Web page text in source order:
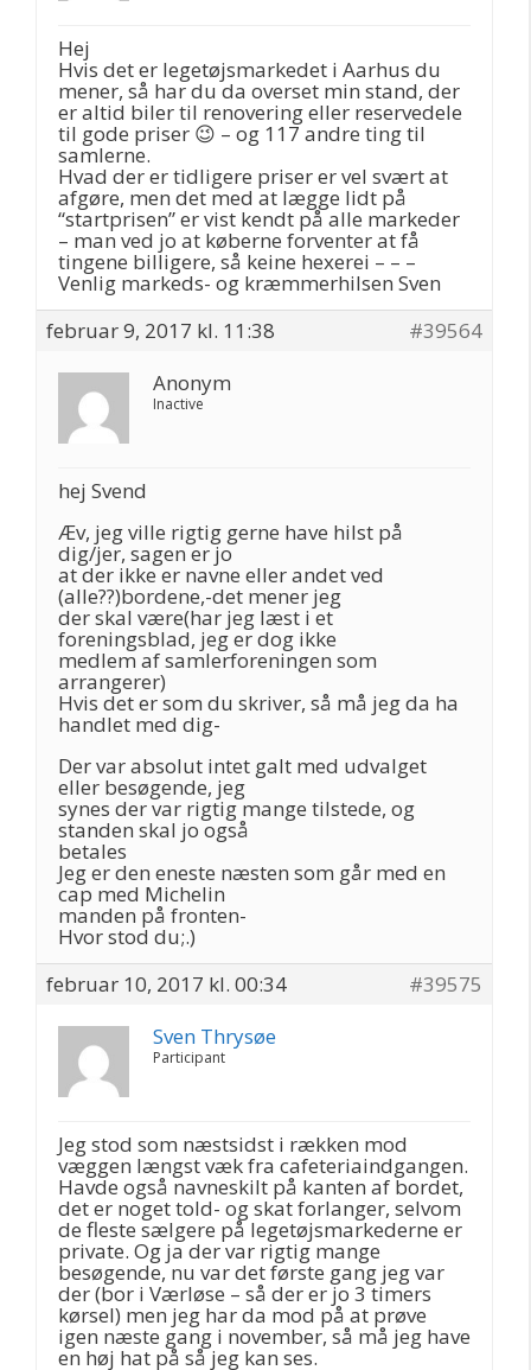
Hej
Hvis det er legetøjsmarkedet i Aarhus du
mener, så har du da overset min stand, der
er altid biler til renovering eller reservedele
til gode priser 😉 – og 117 andre ting til
samlerne.
Hvad der er tidligere priser er vel svært at
afgøre, men det med at lægge lidt på
“startprisen” er vist kendt på alle markeder
– man ved jo at køberne forventer at få
tingene billigere, så keine hexerei – – –
Venlig markeds- og kræmmerhilsen Sven
februar 9, 2017 kl. 11:38
#39564
Anonym
Inactive
hej Svend
Æv, jeg ville rigtig gerne have hilst på
dig/jer, sagen er jo
at der ikke er navne eller andet ved
(alle??)bordene,-det mener jeg
der skal være(har jeg læst i et
foreningsblad, jeg er dog ikke
medlem af samlerforeningen som
arrangerer)
Hvis det er som du skriver, så må jeg da ha
handlet med dig-
Der var absolut intet galt med udvalget
eller besøgende, jeg
synes der var rigtig mange tilstede, og
standen skal jo også
betales
Jeg er den eneste næsten som går med en
cap med Michelin
manden på fronten-
Hvor stod du;.)
februar 10, 2017 kl. 00:34
#39575
Sven Thrysøe
Participant
Jeg stod som næstsidst i rækken mod
væggen længst væk fra cafeteriaindgangen.
Havde også navneskilt på kanten af bordet,
det er noget told- og skat forlanger, selvom
de fleste sælgere på legetøjsmarkederne er
private. Og ja der var rigtig mange
besøgende, nu var det første gang jeg var
der (bor i Værløse – så der er jo 3 timers
kørsel) men jeg har da mod på at prøve
igen næste gang i november, så må jeg have
en høj hat på så jeg kan ses.